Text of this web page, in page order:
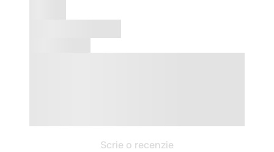
Scrie o recenzie